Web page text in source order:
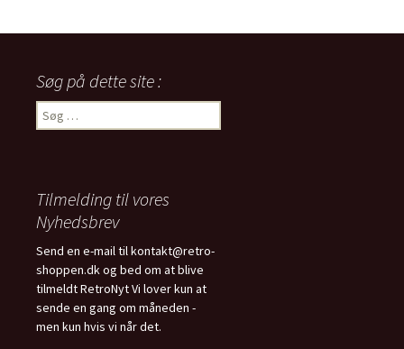
Søg på dette site :
Søg
efter:
Tilmelding til vores
Nyhedsbrev
Send en e-mail til kontakt@retro-
shoppen.dk og bed om at blive
tilmeldt RetroNyt Vi lover kun at
sende en gang om måneden -
men kun hvis vi når det.